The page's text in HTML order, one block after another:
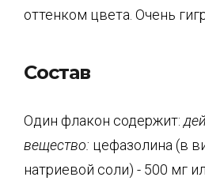
оттенком цвета. Очень
Состав
Один флакон содержит:
вещество: цефазолина (в
натриевой соли) - 500 мг